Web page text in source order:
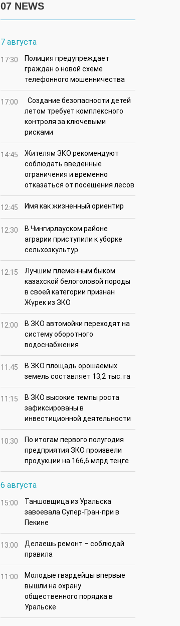
07 NEWS
7 августа
17:30
Полиция предупреждает
граждан о новой схеме
телефонного мошенничества
17:00
Создание безопасности детей
летом требует комплексного
контроля за ключевыми
рисками
14:45
Жителям ЗКО рекомендуют
соблюдать введенные
ограничения и временно
отказаться от посещения лесов
12:45 Имя как жизненный ориентир
12:30
В Чингирлауском районе
аграрии приступили к уборке
сельхозкультур
12:15
Лучшим племенным быком
казахской белоголовой породы
в своей категории признан
Жүрек из ЗКО
12:00
В ЗКО автомойки переходят на
систему оборотного
водоснабжения
11:45
В ЗКО площадь орошаемых
земель составляет 13,2 тыс. га
11:15
В ЗКО высокие темпы роста
зафиксированы в
инвестиционной деятельности
10:30
По итогам первого полугодия
предприятия ЗКО произвели
продукции на 166,6 млрд теңге
6 августа
15:00
Таншовщица из Уральска
завоевала Супер-Гран-при в
Пекине
13:00
Делаешь ремонт – соблюдай
правила
11:00
Молодые гвардейцы впервые
вышли на охрану
общественного порядка в
Уральске